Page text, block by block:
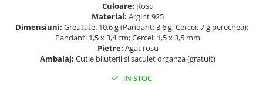
Culoare: Rosu
Material: Argint 925
Dimensiuni: Greutate: 10,6 g (Pandant: 3,6 g; Cercei: 7 g perechea);
Pandant: 1,5 x 3,4 cm; Cercei: 1,5 x 3,5 mm
Pietre: Agat rosu
Ambalaj: Cutie bijuterii si saculet organza (gratuit)
IN STOC